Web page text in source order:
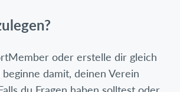
oder erstelle dir gleich
damit, deinen Verein